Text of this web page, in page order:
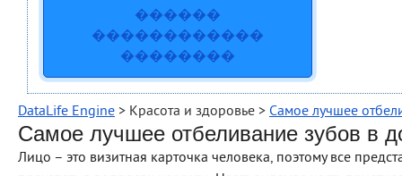
������
������������
��������
DataLife Engine > Красота и здоровье > Самое лучшее
Самое лучшее отбеливание зубов в
Лицо – это визитная карточка человека, поэтому все